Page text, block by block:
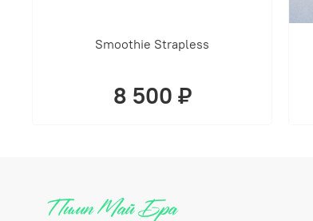
Smoothie Strapless
8 500 ₽